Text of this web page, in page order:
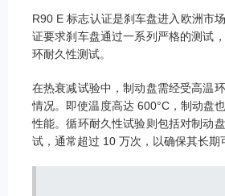
R90 E 标志认证是刹车盘进入欧洲市
证要求刹车盘通过一系列严格的测试
环耐久性测试。
在热衰减试验中，制动盘需经受高温
情况。即使温度高达 600°C，制动盘
性能。循环耐久性试验则包括对制动
试，通常超过 10 万次，以确保其长期